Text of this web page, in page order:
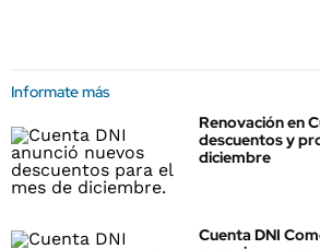
Informate más
Renovación en
descuentos y
diciembre
Cuenta DNI